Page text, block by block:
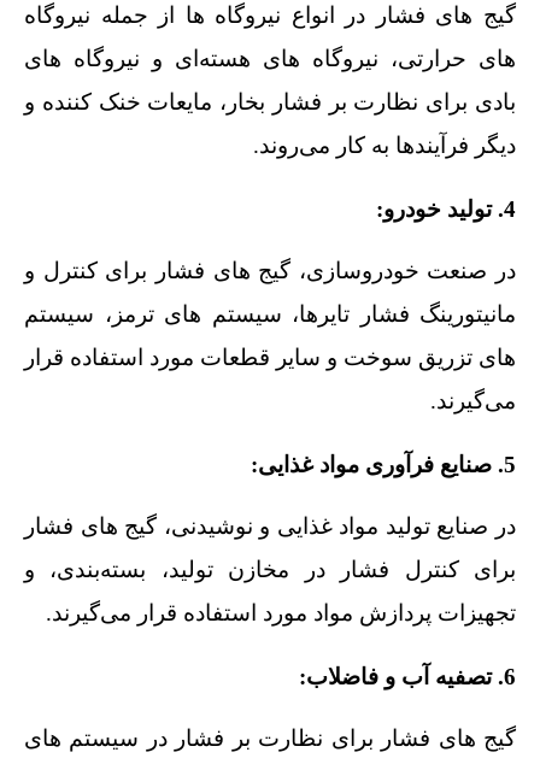
گیج‌ های فشار در انواع نیروگاه‌ ها از جمله نیروگاه‌
های حرارتی، نیروگاه‌ های هسته‌ای و نیروگاه‌ های
بادی برای نظارت بر فشار بخار، مایعات خنک‌ کننده و
دیگر فرآیندها به کار می‌روند.
4. تولید خودرو:
در صنعت خودروسازی، گیج‌ های فشار برای کنترل و
مانیتورینگ فشار تایرها، سیستم‌ های ترمز، سیستم‌
های تزریق سوخت و سایر قطعات مورد استفاده قرار
می‌گیرند.
5. صنایع فرآوری مواد غذایی:
در صنایع تولید مواد غذایی و نوشیدنی، گیج‌ های فشار
برای کنترل فشار در مخازن تولید، بسته‌بندی، و
تجهیزات پردازش مواد مورد استفاده قرار می‌گیرند.
6. تصفیه آب و فاضلاب:
گیج‌ های فشار برای نظارت بر فشار در سیستم‌ های